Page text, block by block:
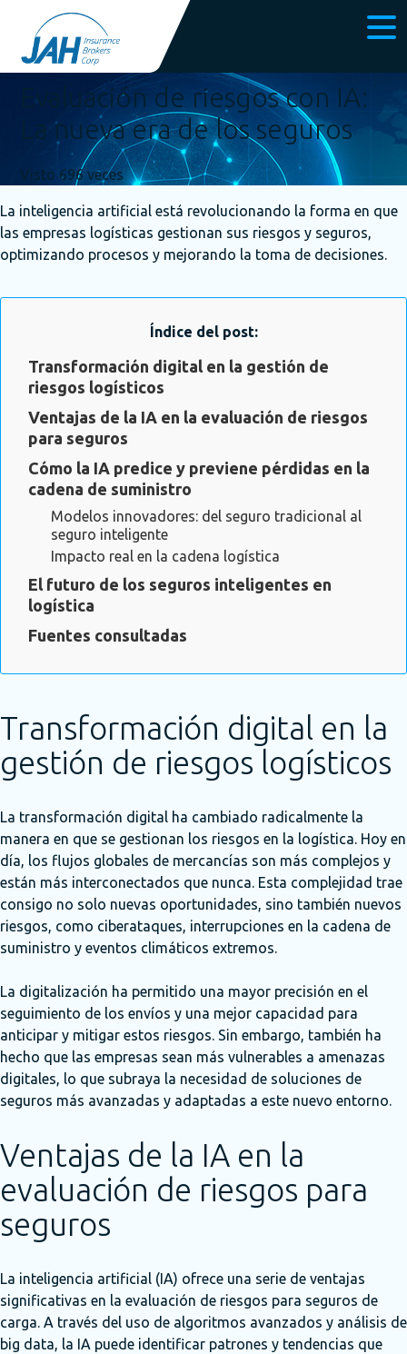
Publicado el 14 octubre, 2025
Evaluación de riesgos con IA:
La nueva era de los seguros
Visto 696 veces
La inteligencia artificial está revolucionando la forma en que
las empresas logísticas gestionan sus riesgos y seguros,
optimizando procesos y mejorando la toma de decisiones.
Índice del post:
Transformación digital en la gestión de
riesgos logísticos
Ventajas de la IA en la evaluación de riesgos
para seguros
Cómo la IA predice y previene pérdidas en la
cadena de suministro
Modelos innovadores: del seguro tradicional al
seguro inteligente
Impacto real en la cadena logística
El futuro de los seguros inteligentes en
logística
Fuentes consultadas
Transformación digital en la
gestión de riesgos logísticos
La transformación digital ha cambiado radicalmente la
manera en que se gestionan los riesgos en la logística. Hoy en
día, los flujos globales de mercancías son más complejos y
están más interconectados que nunca. Esta complejidad trae
consigo no solo nuevas oportunidades, sino también nuevos
riesgos, como ciberataques, interrupciones en la cadena de
suministro y eventos climáticos extremos.
La digitalización ha permitido una mayor precisión en el
seguimiento de los envíos y una mejor capacidad para
anticipar y mitigar estos riesgos. Sin embargo, también ha
hecho que las empresas sean más vulnerables a amenazas
digitales, lo que subraya la necesidad de soluciones de
seguros más avanzadas y adaptadas a este nuevo entorno.
Ventajas de la IA en la
evaluación de riesgos para
seguros
La inteligencia artificial (IA) ofrece una serie de ventajas
significativas en la evaluación de riesgos para seguros de
carga. A través del uso de algoritmos avanzados y análisis de
big data, la IA puede identificar patrones y tendencias que